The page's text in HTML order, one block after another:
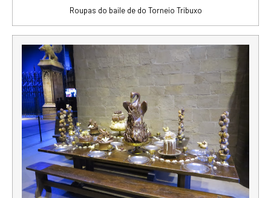
Roupas do baile de do Torneio Tribuxo